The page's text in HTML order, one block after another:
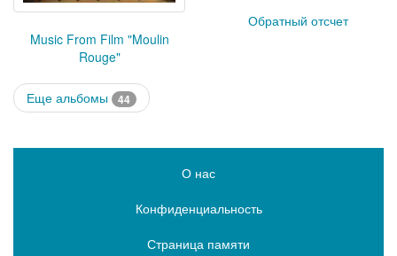
Music From Film "Moulin
Rouge"
Обратный отсчет
Еще альбомы 44
О нас
Конфиденциальность
Страница памяти